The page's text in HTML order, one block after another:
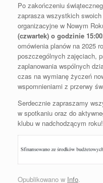
Po zakończeniu
zaprasza wszystkich
organizacyjne w Nowym
(czwartek) o godzinie
omówienia planów na 2025
poszczególnych zajęciach,
zaplanowania wspólnych
czas na wymianę życzeń
wspomnieniami z przerwy
Serdecznie zapraszamy
w spotkaniu oraz do
klubu w nadchodzącym roku!
Opublikowano w Info.